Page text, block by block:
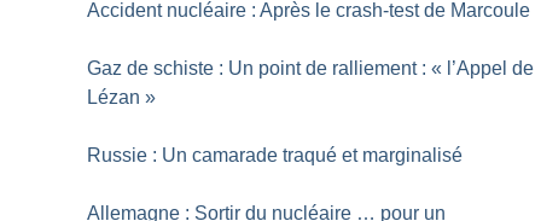
Accident nucléaire : Après le crash-test de Marcoule
Gaz de schiste : Un point de ralliement : « l’Appel de
Lézan »
Russie : Un camarade traqué et marginalisé
Allemagne : Sortir du nucléaire … pour un